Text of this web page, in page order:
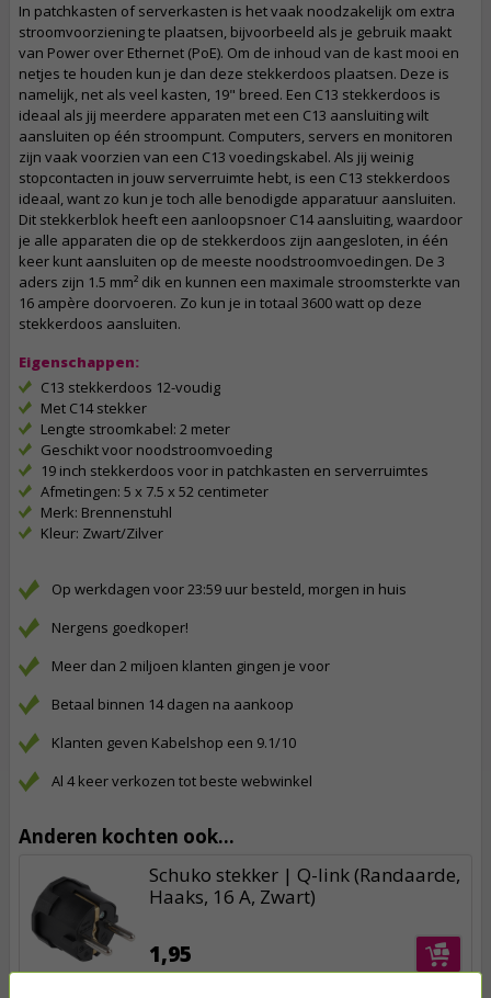
In patchkasten of serverkasten is het vaak noodzakelijk om extra
stroomvoorziening te plaatsen, bijvoorbeeld als je gebruik maakt
van Power over Ethernet (PoE). Om de inhoud van de kast mooi en
netjes te houden kun je dan deze stekkerdoos plaatsen. Deze is
namelijk, net als veel kasten, 19" breed. Een C13 stekkerdoos is
ideaal als jij meerdere apparaten met een C13 aansluiting wilt
aansluiten op één stroompunt. Computers, servers en monitoren
zijn vaak voorzien van een C13 voedingskabel. Als jij weinig
stopcontacten in jouw serverruimte hebt, is een C13 stekkerdoos
ideaal, want zo kun je toch alle benodigde apparatuur aansluiten.
Dit stekkerblok heeft een aanloopsnoer C14 aansluiting, waardoor
je alle apparaten die op de stekkerdoos zijn aangesloten, in één
keer kunt aansluiten op de meeste noodstroomvoedingen. De 3
aders zijn 1.5 mm² dik en kunnen een maximale stroomsterkte van
16 ampère doorvoeren. Zo kun je in totaal 3600 watt op deze
stekkerdoos aansluiten.
Eigenschappen:
C13 stekkerdoos 12-voudig
Met C14 stekker
Lengte stroomkabel: 2 meter
Geschikt voor noodstroomvoeding
19 inch stekkerdoos voor in patchkasten en serverruimtes
Afmetingen: 5 x 7.5 x 52 centimeter
Merk: Brennenstuhl
Kleur: Zwart/Zilver
Op werkdagen voor 23:59 uur besteld, morgen in huis
Nergens goedkoper!
Meer dan 2 miljoen klanten gingen je voor
Betaal binnen 14 dagen na aankoop
Klanten geven Kabelshop een 9.1/10
Al 4 keer verkozen tot beste webwinkel
Anderen kochten ook...
Schuko stekker | Q-link (Randaarde,
Haaks, 16 A, Zwart)
1,95